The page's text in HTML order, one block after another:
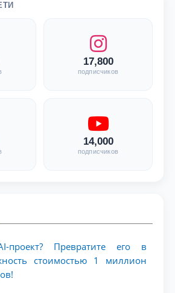
17,800
подписчиков
14,000
подписчиков
проект? Превратите его в
стоимостью 1 миллион